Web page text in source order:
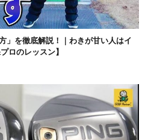
」を徹底解説！｜わきが甘い人はイ
ロのレッスン】